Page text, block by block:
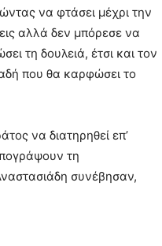
να φτάσει μέχρι την
αλλά δεν μπόρεσε να
τη δουλειά, έτσι και τον
που θα καρφώσει το
να διατηρηθεί επ’
τη
συνέβησαν,